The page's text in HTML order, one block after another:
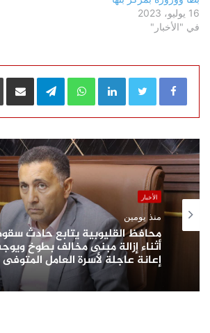
16 يوليو، 2023
في "الأخبار"
LinkedIn
WhatsApp
الأخبار
منذ يومين
محافظ القليوبية يتابع حادث
أثناء إزالة مبنى مخالف بطوخ
إعانة عاجلة لأسرة العامل المتوفى